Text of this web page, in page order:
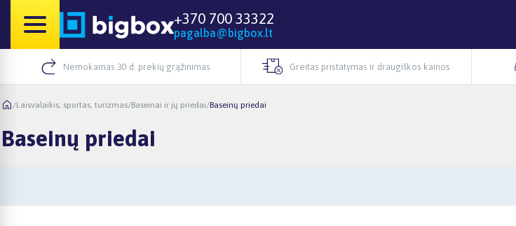
+370 700 33322
pagalba@bigbox.lt
Nemokamas 30 d. prekių grąžinimas Greitas pristatymas ir draugiškos kainos
/Laisvalaikis, sportas, turizmas/Baseinai ir jų priedai/Baseinų priedai
Baseinų priedai